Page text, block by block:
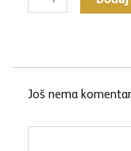
classic
Još nema